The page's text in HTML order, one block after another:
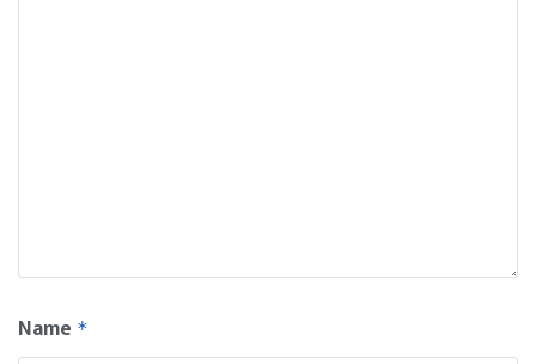
Name *